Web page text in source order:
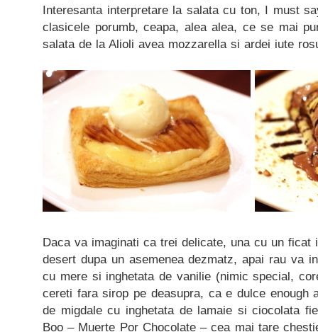
Interesanta interpretare la salata cu ton, I must
clasicele porumb, ceapa, alea alea, ce se mai
salata de la Alioli avea mozzarella si ardei iute
Daca va imaginati ca trei delicate, una cu un ficat
desert dupa un asemenea dezmatz, apai rau va
cu mere si inghetata de vanilie (nimic special,
cereti fara sirop pe deasupra, ca e dulce enough
de migdale cu inghetata de lamaie si ciocolata
Boo – Muerte Por Chocolate – cea mai tare